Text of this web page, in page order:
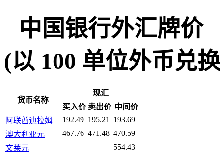
中国银行外汇牌价
(以 100 单位外币兑
货币名称
现汇
买入价 卖出价 中间价
阿联酋迪拉姆
192.49 195.21
193.69
澳大利亚元
467.76 471.48 470.59
文莱元
554.43